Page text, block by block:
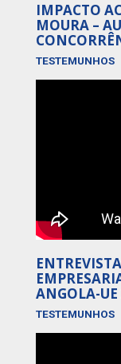
IMPACTO
MOURA –
TESTEMUNHOS
ANGOLA-
TESTEMUNHOS